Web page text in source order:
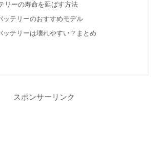
リーの寿命を延ばす方法
ッテリーのおすすめモデル
ッテリーは壊れやすい？まとめ
スポンサーリンク